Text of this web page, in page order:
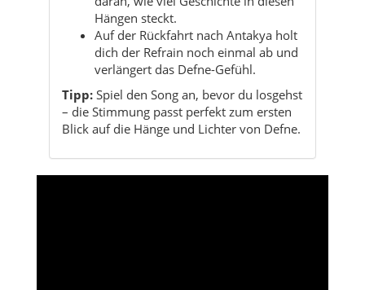
Spiel den Song an, bevor du losgehst
– die Stimmung passt perfekt zum ersten
Blick auf die Hänge und Lichter von Defne.